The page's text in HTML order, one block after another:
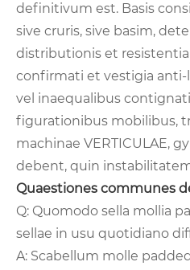
definitivum est. Basis
sive cruris, sive basim,
distributionis et
confirmati et vestigia
vel inaequalibus
figurationibus mobilibus,
machinae VERTICULAE,
debent, quin
Quaestiones communes
Q: Quomodo sella mollia
sellae in usu quotidiano
A: Scabellum molle